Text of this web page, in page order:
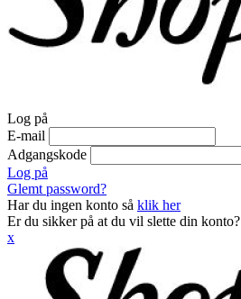
Log på
E-mail
Adgangskode
Log på
Glemt password?
Har du ingen konto så klik her
Er du sikker på at du vil slette din konto?
x